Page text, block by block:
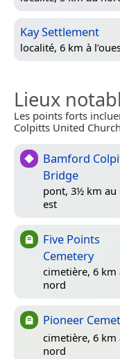
Kay Settlement
localité, 6 km à
Lieux
Les points forts
Colpitts United
Bamford
Bridge
pont, 3½ km au
est
Five Points
Cemetery
cimetière, 6 km
nord
Pioneer
cimetière, 6 km
nord